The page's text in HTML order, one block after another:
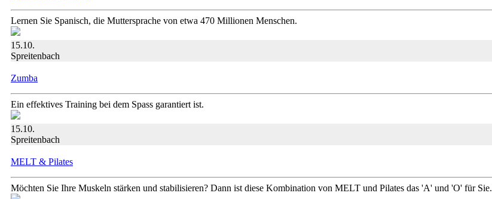
Lernen Sie Spanisch, die Muttersprache von etwa 470 Millionen Menschen.
15.10.
Spreitenbach
Zumba
Ein effektives Training bei dem Spass garantiert ist.
15.10.
Spreitenbach
MELT & Pilates
Möchten Sie Ihre Muskeln stärken und stabilisieren? Dann ist diese Kombination von MELT und Pilates das 'A' und 'O' für Sie.